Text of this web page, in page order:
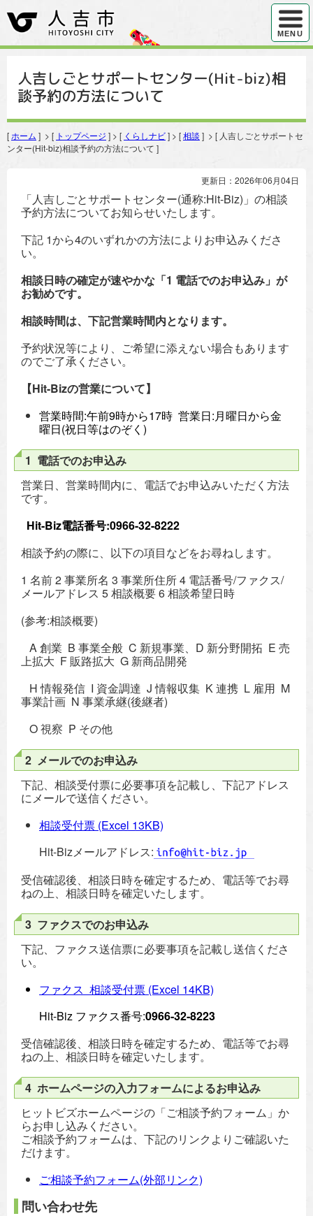
ハンバ
MENU
人吉しごとサポートセンター(Hit-biz)相
談予約の方法について
[ ホーム ] > [ トップページ ] > [ くらしナビ] > [相談 ] > [ 人吉しごとサポートセ
ンター(Hit-biz)相談予約の方法について ]
更新日：2026年06月04日
「人吉しごとサポートセンター(通称:Hit-Biz)」の相談
予約方法についてお知らせいたします。
下記 1から4のいずれかの方法によりお申込みくださ
い。
相談日時の確定が速やかな「1 電話でのお申込み」が
お勧めです。
相談時間は、下記営業時間内となります。
予約状況等により、ご希望に添えない場合もあります
のでご了承ください。
【Hit-Bizの営業について】
営業時間:午前9時から17時 営業日:月曜日から金
曜日(祝日等はのぞく)
1 電話でのお申込み
営業日、営業時間内に、電話でお申込みいただく方法
です。
Hit-Biz電話番号:0966-32-8222
相談予約の際に、以下の項目などをお尋ねします。
1 名前 2 事業所名 3 事業所住所 4 電話番号/ファクス/
メールアドレス 5 相談概要 6 相談希望日時
(参考:相談概要)
A 創業 B 事業全般 C 新規事業、D 新分野開拓 E 売
上拡大 F 販路拡大 G 新商品開発
H 情報発信 I 資金調達 J 情報収集 K 連携 L 雇用 M
事業計画 N 事業承継(後継者)
O 視察 P その他
2 メールでのお申込み
下記、相談受付票に必要事項を記載し、下記アドレス
にメールで送信ください。
相談受付票 (Excel 13KB)
Hit-Bizメールアドレス:
受信確認後、相談日時を確定するため、電話等でお尋
ねの上、相談日時を確定いたします。
3 ファクスでのお申込み
下記、ファクス送信票に必要事項を記載し送信くださ
い。
ファクス 相談受付票 (Excel 14KB)
Hit-Biz ファクス番号:0966‐32‐8223
受信確認後、相談日時を確定するため、電話等でお尋
ねの上、相談日時を確定いたします。
4 ホームページの入力フォームによるお申込み
ヒットビズホームページの「ご相談予約フォーム」か
らお申し込みください。
ご相談予約フォームは、下記のリンクよりご確認いた
だけます。
ご相談予約フォーム(外部リンク)
問い合わせ先